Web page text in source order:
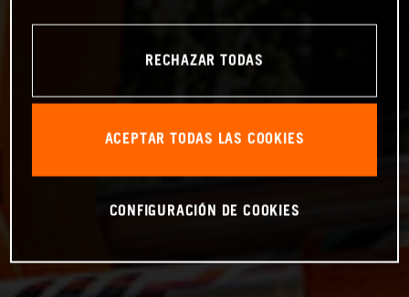
RECHAZAR TODAS
ACEPTAR TODAS LAS COOKIES
CONFIGURACIÓN DE COOKIES